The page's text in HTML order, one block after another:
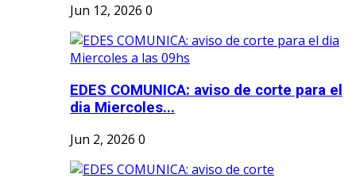
Jun 12, 2026 0
EDES COMUNICA: aviso de corte para el
dia Miercoles...
Jun 2, 2026 0